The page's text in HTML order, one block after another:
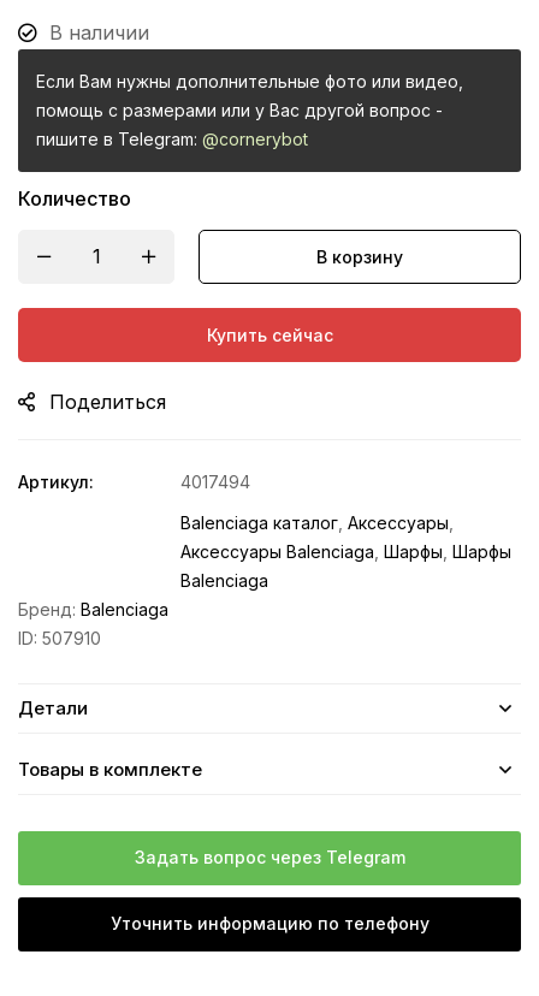
В наличии
Если Вам нужны дополнительные фото или видео,
помощь с размерами или у Вас другой вопрос -
пишите в Telegram: @cornerybot
Количество
В корзину
Купить сейчас
Поделиться
Артикул:
4017494
Balenciaga каталог Аксессуары
Аксессуары Balenciaga Шарфы Шарфы
Balenciaga
Бренд: Balenciaga
ID: 507910
Детали
Товары в комплекте
Задать вопрос через Telegram
Уточнить информацию по телефону